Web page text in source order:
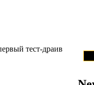
тест-драив